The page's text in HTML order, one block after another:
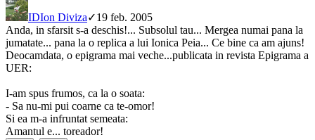
IDIon Diviza✓19 feb. 2005
Anda, in sfarsit s-a deschis!... Subsolul tau... Mergea numai pana la
jumatate... pana la o replica a lui Ionica Peia... Ce bine ca am ajuns!
Deocamdata, o epigrama mai veche...publicata in revista Epigrama a
UER:
I-am spus frumos, ca la o soata:
- Sa nu-mi pui coarne ca te-omor!
Si ea m-a infruntat semeata:
Amantul e... toreador!